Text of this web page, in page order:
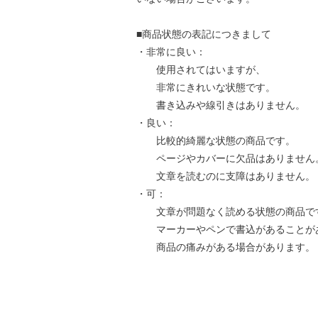
■商品状態の表記につきまして
・非常に良い：
使用されてはいますが、
非常にきれいな状態です。
書き込みや線引きはありません。
・良い：
比較的綺麗な状態の商品です。
ページやカバーに欠品はありません
文章を読むのに支障はありません。
・可：
文章が問題なく読める状態の商品で
マーカーやペンで書込があることが
商品の痛みがある場合があります。